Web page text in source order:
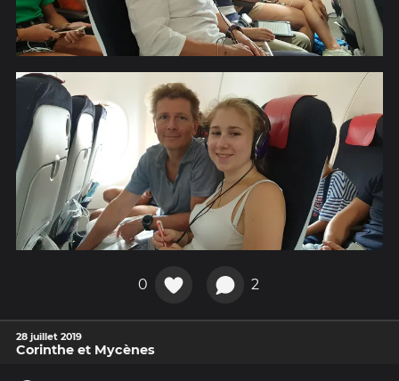
0 2
28 juillet 2019
Corinthe et Mycènes